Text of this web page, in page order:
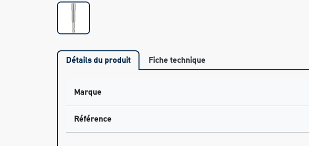
Détails du produit Fiche technique
Marque
Référence